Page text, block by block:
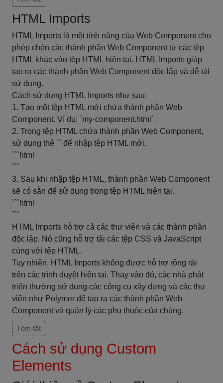
HTML Imports
HTML Imports là một tính năng của Web Component cho
phép chèn các thành phần Web Component từ các tệp
HTML khác vào tệp HTML hiện tại. HTML Imports giúp
tạo ra các thành phần Web Component độc lập và dễ tái
sử dụng.
Cách sử dụng HTML Imports như sau:
1. Tạo một tệp HTML mới chứa thành phần Web
Component. Ví dụ: `my-component.html`.
2. Trong tệp HTML chứa thành phần Web Component,
sử dụng thẻ `` để nhập tệp HTML mới.
```html
```
3. Sau khi nhập tệp HTML, thành phần Web Component
sẽ có sẵn để sử dụng trong tệp HTML hiện tại.
```html
```
HTML Imports hỗ trợ cả các thư viện và các thành phần
độc lập. Nó cũng hỗ trợ tải các tệp CSS và JavaScript
cùng với tệp HTML.
Tuy nhiên, HTML Imports không được hỗ trợ rộng rãi
trên các trình duyệt hiện tại. Thay vào đó, các nhà phát
triển thường sử dụng các công cụ xây dựng và các thư
viện như Polymer để tạo ra các thành phần Web
Component và quản lý các phụ thuộc của chúng.
Tóm tắt
Cách sử dụng Custom
Elements